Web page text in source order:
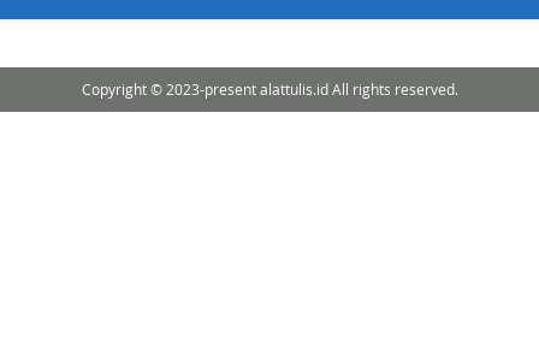
Copyright © 2023-present alattulis.id All rights reserved.